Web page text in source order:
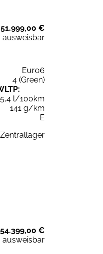
51.999,00 €
ausweisbar
Euro6
4 (Green)
5,4 l/100km
141 g/km
E
Zentrallager
54.399,00 €
ausweisbar